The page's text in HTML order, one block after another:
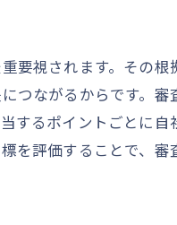
の観点で考える登録リ
基づく商標類否の考え方
査基準の全体像と重視
視されます。その
ながるからです。
するポイントごとに
評価することで、審